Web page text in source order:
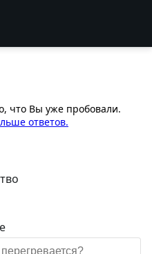
что Вы уже пробовали.
ответов.